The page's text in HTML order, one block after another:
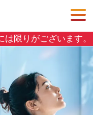
限りがございます。